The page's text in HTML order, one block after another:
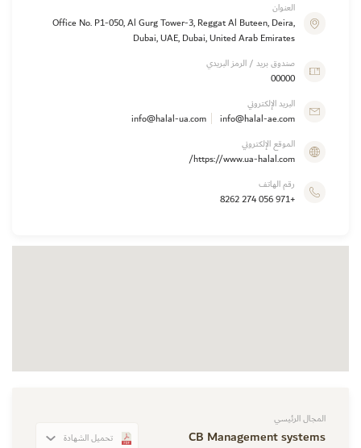
العنوان
Office No. P1-050, Al Gurg Tower-3, Reggat Al Buteen, Deira,
Dubai, UAE, Dubai, United Arab Emirates
صندوق بريد / الرمز البريدي
00000
البريد الإلكتروني
info@halal-ae.com
info@halal-ua.com
الموقع الإلكتروني
https://www.ua-halal.com/
رقم الهاتف
+971 056 274 8262
المجال الرئيسي
CB Management systems تحميل الشهادة